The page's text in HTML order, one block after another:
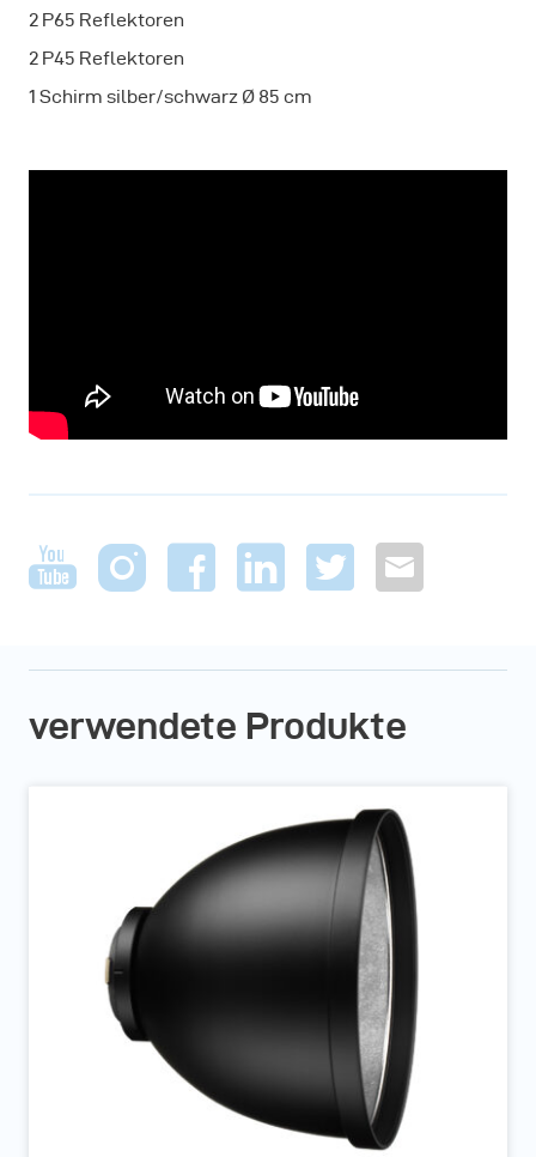
2 P65 Reflektoren
2 P45 Reflektoren
1 Schirm silber/schwarz Ø 85 cm
verwendete Produkte